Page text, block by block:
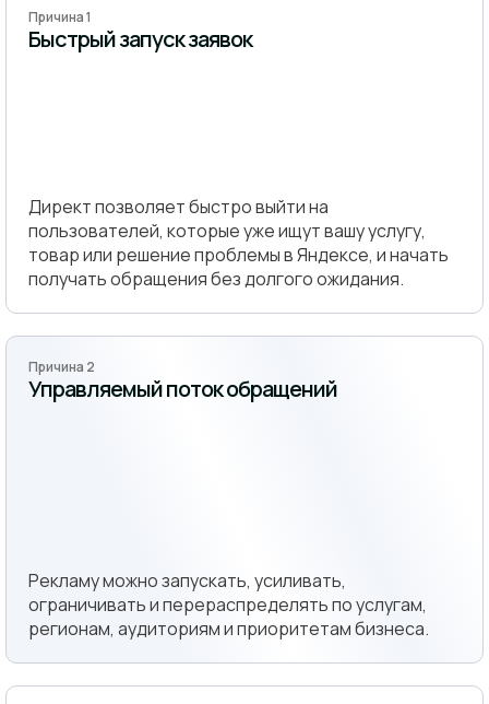
Причина 1
Быстрый запуск заявок
Директ позволяет быстро выйти на
пользователей, которые уже ищут вашу услугу,
товар или решение проблемы в Яндексе, и начать
получать обращения без долгого ожидания.
Причина 2
Управляемый поток обращений
Рекламу можно запускать, усиливать,
ограничивать и перераспределять по услугам,
регионам, аудиториям и приоритетам бизнеса.